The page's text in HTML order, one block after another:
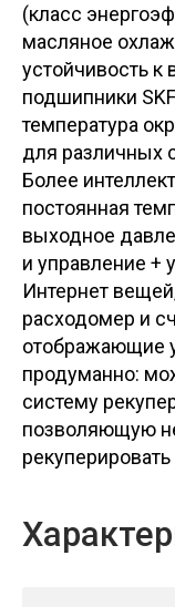
(класс
масляное
устойчивость
подшипники
температура
для различных
Более
постоянная
выходное
и управление +
Интернет
расходомер и
отображающие
продуманно:
систему
позволяющую